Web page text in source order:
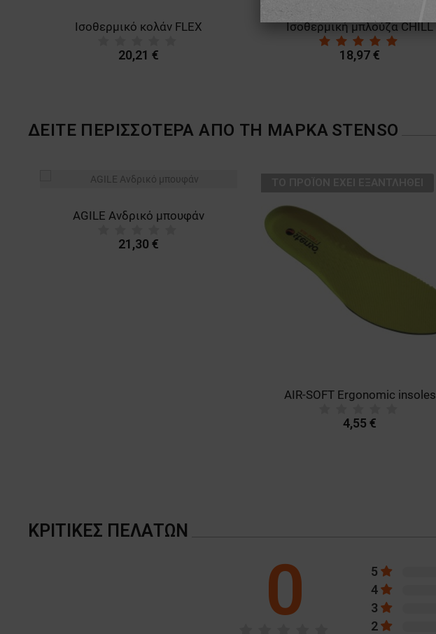
Ισοθερμικό κολάν FLEX
20,21 €
Ισοθερμική μπλούζα CHILL
18,97 €
ΔΕΙΤΕ ΠΕΡΙΣΣΟΤΕΡΑ ΑΠΟ ΤΗ ΜΑΡΚΑ STENSO
AGILE Ανδρικό μπουφάν
21,30 €
AIR-SOFT Ergonomic insoles
4,55 €
ΚΡΙΤΙΚΈΣ ΠΕΛΑΤΏΝ
0 5
4
3
2